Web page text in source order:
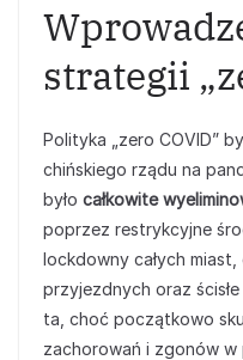
strategii
Polityka „zero COVID”
chińskiego rządu na
było całkowite
poprzez restrykcyjne
lockdowny całych
przyjezdnych oraz
ta, choć początkowo
zachorowań i zgonów w